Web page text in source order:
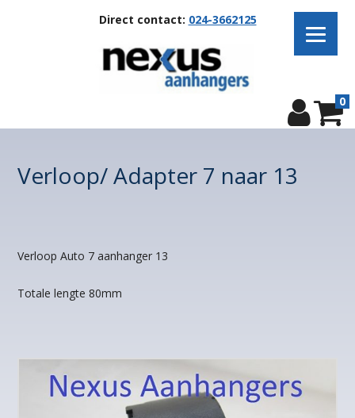
Direct contact: 024-3662125
0
Verloop/ Adapter 7 naar 13
Verloop Auto 7 aanhanger 13
Totale lengte 80mm